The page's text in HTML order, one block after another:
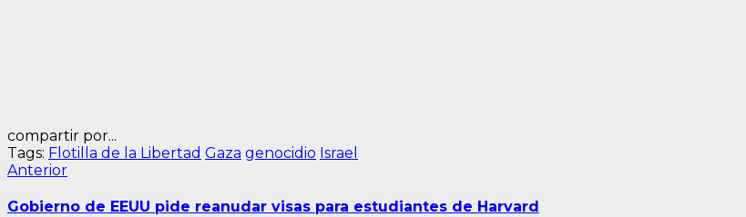
compartir por...
Tags: Flotilla de la Libertad Gaza genocidio Israel
Navegación
de
AnteriorEntrada
Gobierno de EEUU pide reanudar visas para estudiantes de Harvard